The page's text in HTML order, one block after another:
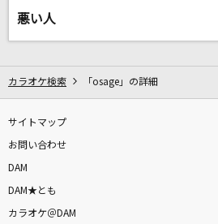
悪い人
カラオケ検索 「osage」の詳細
サイトマップ
お問い合わせ
DAM
DAM★とも
カラオケ＠DAM